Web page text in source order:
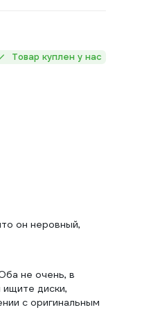
Товар куплен у нас
он неровный,
не очень, в
диски,
с оригинальным